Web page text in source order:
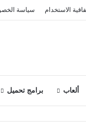
الاستخدام سياسة
ألعاب برامج تحميل